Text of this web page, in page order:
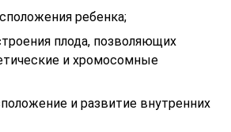
ребенка;
плода, позволяющих
и хромосомные
и развитие внутренних